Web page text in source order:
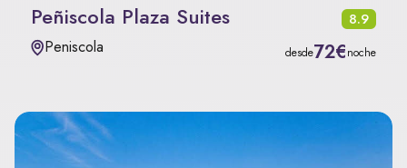
Peñiscola Plaza Suites 8.9
Peniscola desde72€noche